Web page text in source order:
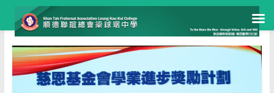
Skip
to
content